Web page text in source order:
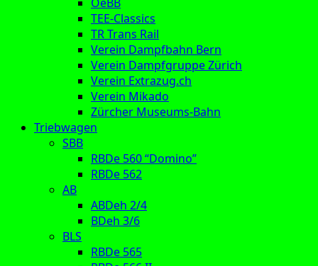
TEE-Classics
TR Trans Rail
Verein Dampfbahn Bern
Verein Dampfgruppe Zürich
Verein Extrazug.ch
Verein Mikado
Zürcher Museums-Bahn
Triebwagen
SBB
RBDe 560 “Domino”
RBDe 562
AB
ABDeh 2/4
BDeh 3/6
BLS
RBDe 565